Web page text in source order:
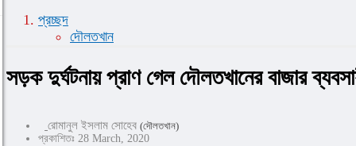
প্রচ্ছদ
দৌলতখান
সড়ক দুর্ঘটনায় প্রাণ গেল দৌলতখানের বাজার
রোমানুল ইসলাম সোহেব (দৌলতখান)
প্রকাশিতঃ 28 March, 2020